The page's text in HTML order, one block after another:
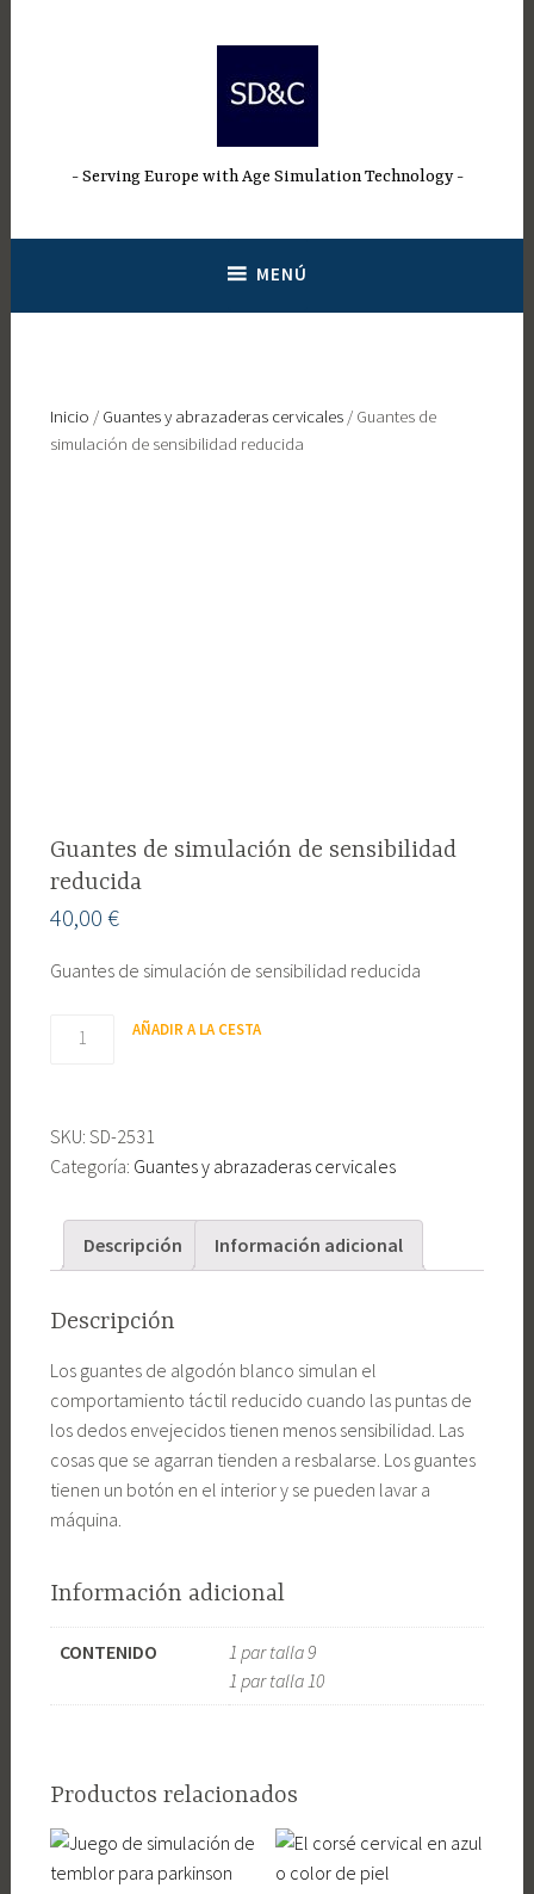
Serving Europe with Age Simulation Technology
MENÚ
Inicio / Guantes y abrazaderas cervicales/ Guantes de
simulación de sensibilidad reducida
Guantes de simulación de sensibilidad
reducida
40,00 €
Guantes de simulación de sensibilidad reducida
Cantidad
simulación
de
reducida
AÑADIR A LA CESTA
SKU: SD-2531
Categoría: Guantes y abrazaderas cervicales
Descripción Información adicional
Descripción
Los guantes de algodón blanco simulan el
comportamiento táctil reducido cuando las puntas de
los dedos envejecidos tienen menos sensibilidad. Las
cosas que se agarran tienden a resbalarse. Los guantes
tienen un botón en el interior y se pueden lavar a
máquina.
Información adicional
CONTENIDO
1 par talla 9
1 par talla 10
Productos relacionados